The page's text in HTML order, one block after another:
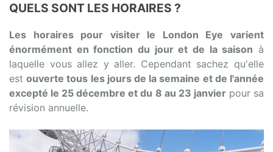
QUELS SONT LES HORAIRES ?
Les horaires pour visiter le London Eye varient
énormément en fonction du jour et de la saison à
laquelle vous allez y aller. Cependant sachez qu'elle
estouverte tous les jours de la semaine et de l'année
excepté le 25 décembre et du 8 au 23 janvierpour sa
révision annuelle.